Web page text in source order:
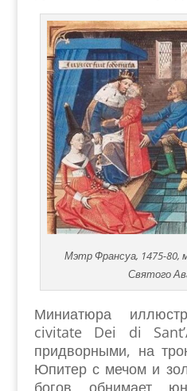
Мэтр Франсуа, 1475-80,
Святого
Миниатюра
civitate Dei di
придворными, на
Юпитер с мечом и
богов обнимает